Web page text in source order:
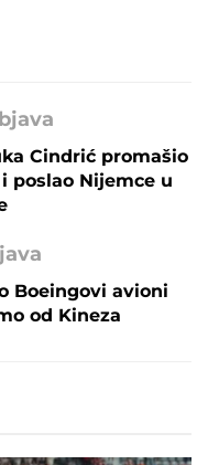
Cindrić promašio
poslao Nijemce u
Boeingovi avioni
od Kineza